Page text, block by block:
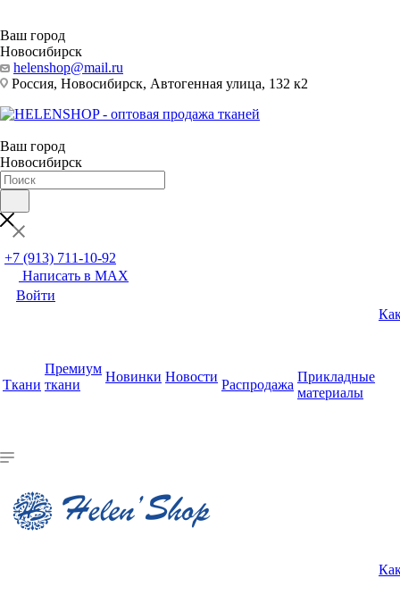
Ваш город
Новосибирск
helenshop@mail.ru
Россия, Новосибирск, Автогенная улица, 132 к2
Ваш город
Новосибирск
+7 (913) 711-10-92
Написать в MAX
Войти
Ткани
Премиум
ткани
Новинки Новости
Распродажа
Прикладные
материалы